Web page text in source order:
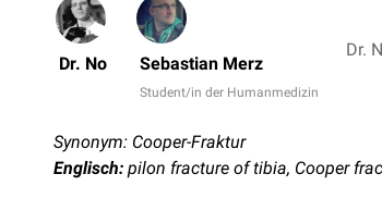
Dr. No Sebastian Merz
Student/in der Humanmedizin
Dr.
Synonym: Cooper-Fraktur
Englisch: pilon fracture of tibia, Cooper